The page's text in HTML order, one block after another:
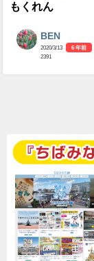
もくれん
BEN
2020/3/13 6 年前
2391